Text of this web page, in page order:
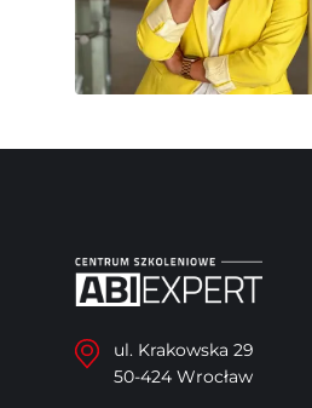
ul. Krakowska 29
50-424 Wrocław